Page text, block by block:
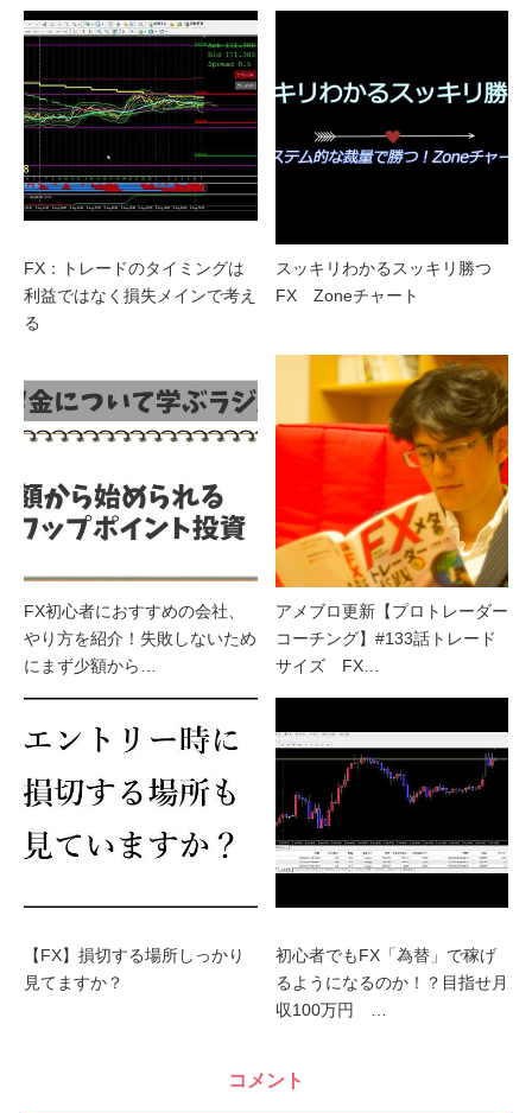
FX：トレードのタイミングは
利益ではなく損失メインで考え
る
スッキリわかるスッキリ勝つ
FX Zoneチャート
FX初心者におすすめの会社、
やり方を紹介！失敗しないため
にまず少額から…
アメブロ更新【プロトレーダー
コーチング】#133話トレード
サイズ FX…
【FX】損切する場所しっかり
見てますか？
初心者でもFX「為替」で稼げ
るようになるのか！？目指せ月
収100万円 …
コメント